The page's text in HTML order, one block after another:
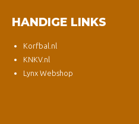
HANDIGE LINKS
Korfbal.nl
KNKV.nl
Lynx Webshop